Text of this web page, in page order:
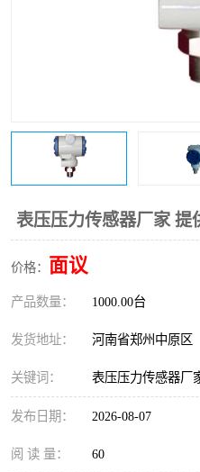
表压压力传感器厂家 提
价格： 面议
产品数量： 1000.00台
发货地址： 河南省郑州中原区
关键词： 表压压力传感器厂
发布日期： 2026-08-07
阅 读 量： 60
智能锅炉水位计